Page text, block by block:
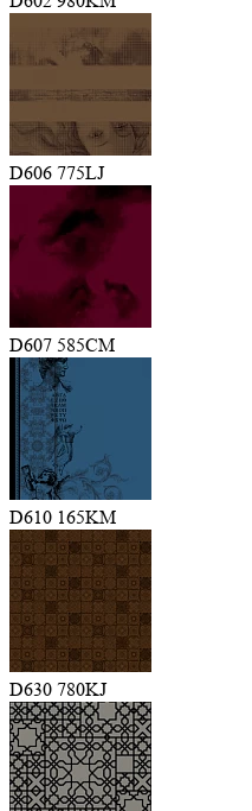
D606 775LJ
D607 585CM
D610 165KM
D630 780KJ